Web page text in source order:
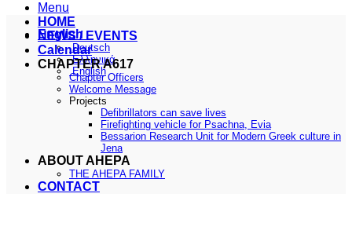
Menu
English
Deutsch
Ελληνικά
English
HOME
NEWS / EVENTS
Calendar
CHAPTER A617
Chapter Officers
Welcome Message
Projects
Defibrillators can save lives
Firefighting vehicle for Psachna, Evia
Bessarion Research Unit for Modern Greek culture in
Jena
ABOUT AHEPA
THE AHEPA FAMILY
CONTACT